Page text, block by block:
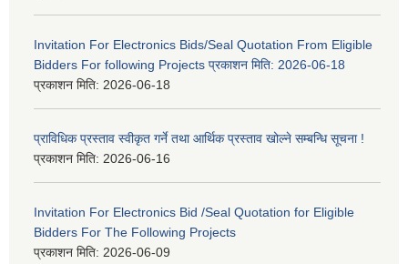
Invitation For Electronics Bids/Seal Quotation From Eligible
Bidders For following Projects प्रकाशन मिति: 2026-06-18
प्रकाशन मिति: 2026-06-18
प्राविधिक प्रस्ताव स्वीकृत गर्ने तथा आर्थिक प्रस्ताव खोल्ने सम्बन्धि सूचना !
प्रकाशन मिति: 2026-06-16
Invitation For Electronics Bid /Seal Quotation for Eligible
Bidders For The Following Projects
प्रकाशन मिति: 2026-06-09